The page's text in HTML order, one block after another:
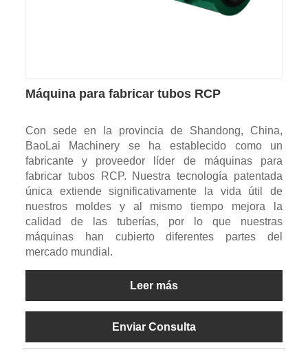
Máquina para fabricar tubos RCP
Con sede en la provincia de Shandong, China,
BaoLai Machinery se ha establecido como un
fabricante y proveedor líder de máquinas para
fabricar tubos RCP. Nuestra tecnología patentada
única extiende significativamente la vida útil de
nuestros moldes y al mismo tiempo mejora la
calidad de las tuberías, por lo que nuestras
máquinas han cubierto diferentes partes del
mercado mundial.
Leer más
Enviar Consulta